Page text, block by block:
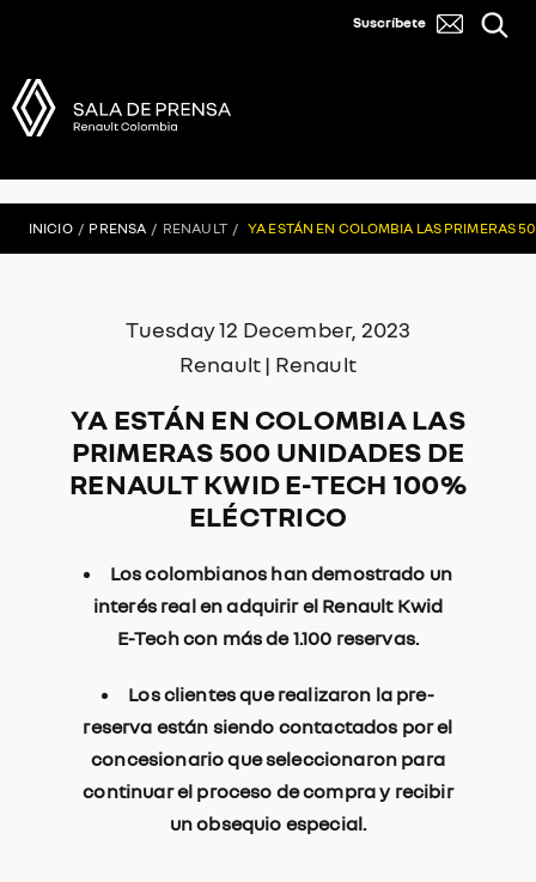
Suscríbete
INICIO / PRENSA / RENAULT / YA ESTÁN EN COLOMBIA LAS PRIMERAS
Tuesday 12 December, 2023
Renault | Renault
YA ESTÁN EN COLOMBIA LAS
PRIMERAS 500 UNIDADES DE
RENAULT KWID E-TECH 100%
ELÉCTRICO
Los colombianos han demostrado un
interés real en adquirir el Renault Kwid
E-Tech con más de 1.100 reservas.
Los clientes que realizaron la pre-
reserva están siendo contactados por el
concesionario que seleccionaron para
continuar el proceso de compra y recibir
un obsequio especial.